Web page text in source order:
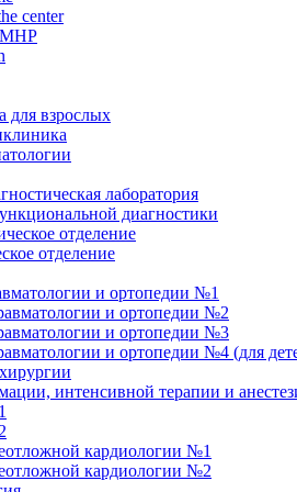
center
для взрослых
лаборатория
диагностики
отделение
отделение
и ортопедии №1
и ортопедии №2
и ортопедии №3
и ортопедии №4 (для
интенсивной терапии и
кардиологии №1
кардиологии №2